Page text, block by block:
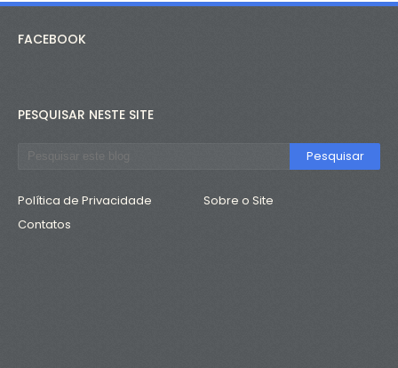
FACEBOOK
PESQUISAR NESTE SITE
Política de Privacidade
Sobre o Site
Contatos